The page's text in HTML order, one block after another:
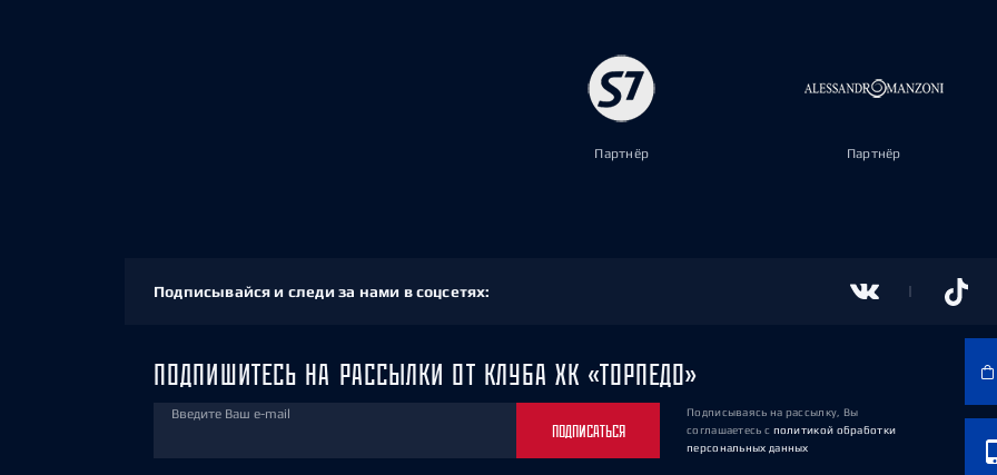
Партнёр Партнёр
Подписывайся и следи за нами в соцсетях:
ПОДПИШИТЕСЬ НА РАССЫЛКИ ОТ КЛУБА ХК «ТОРПЕДО»
Введите Ваш e-mail
ПОДПИСАТЬСЯ
Подписываясь на рассылку, Вы
соглашаетесь с политикой обработки
персональных данных